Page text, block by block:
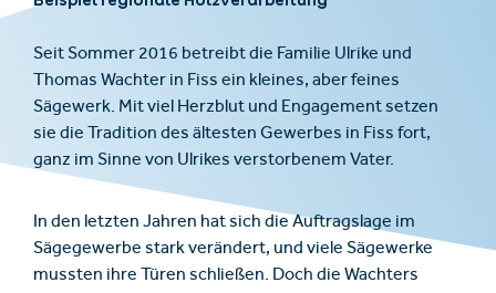
Seit Sommer 2016 betreibt die Familie Ulrike und
Thomas Wachter in Fiss ein kleines, aber feines
Sägewerk. Mit viel Herzblut und Engagement setzen
sie die Tradition des ältesten Gewerbes in Fiss fort,
ganz im Sinne von Ulrikes verstorbenem Vater.
In den letzten Jahren hat sich die Auftragslage im
Sägegewerbe stark verändert, und viele Sägewerke
mussten ihre Türen schließen. Doch die Wachters